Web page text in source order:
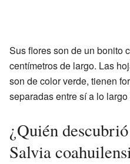
Sus flores son de un bonito
centímetros de largo. Las
son de color verde, tienen
separadas entre sí a lo
¿Quién
Salvia